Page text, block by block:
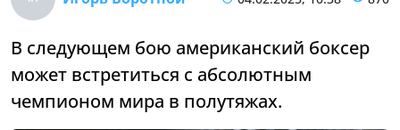
В следующем бою американский боксер
может встретиться с абсолютным
чемпионом мира в полутяжах.